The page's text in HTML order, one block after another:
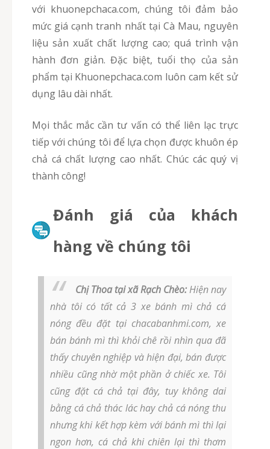
với khuonepchaca.com, chúng tôi đảm bảo
mức giá cạnh tranh nhất tại Cà Mau, nguyên
liệu sản xuất chất lượng cao; quá trình vận
hành đơn giản. Đặc biệt, tuổi thọ của sản
phẩm tại Khuonepchaca.com luôn cam kết sử
dụng lâu dài nhất.
Mọi thắc mắc cần tư vấn có thể liên lạc trực
tiếp với chúng tôi để lựa chọn được khuôn ép
chả cá chất lượng cao nhất. Chúc các quý vị
thành công!
Đánh giá của khách
hàng về chúng tôi
Chị Thoa tại xã Rạch Chèo:Hiện nay
nhà tôi có tất cả 3 xe bánh mì chả cá
nóng đều đặt tại chacabanhmi.com, xe
bán bánh mì thì khỏi chê rồi nhìn qua đã
thấy chuyên nghiệp và hiện đại, bán được
nhiều cũng nhờ một phần ở chiếc xe. Tôi
cũng đặt cá chả tại đây, tuy không dai
bằng cá chả thác lác hay chả cá nóng thu
nhưng khi kết hợp kèm với bánh mì thì lại
ngon hơn, cá chả khi chiên lại thì thơm